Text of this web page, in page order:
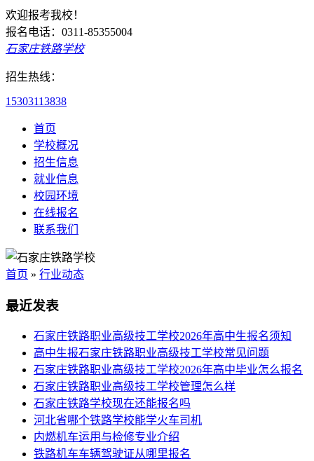
欢迎报考我校！
报名电话：0311-85355004
石家庄铁路学校
招生热线：
15303113838
首页
学校概况
招生信息
就业信息
校园环境
在线报名
联系我们
首页 » 行业动态
最近发表
​石家庄铁路职业高级技工学校2026年高中生报名须知
高中生报石家庄铁路职业高级技工学校常见问题
石家庄铁路职业高级技工学校2026年高中毕业怎么报名
石家庄铁路职业高级技工学校管理怎么样
石家庄铁路学校现在还能报名吗
河北省哪个铁路学校能学火车司机
内燃机车运用与检修专业介绍
铁路机车车辆驾驶证从哪里报名